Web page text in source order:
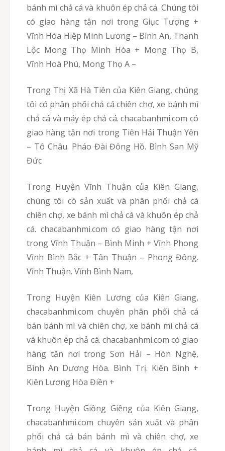
bánh mì chả cá và khuôn ép chả cá. Chúng tôi
có giao hàng tận nơi trong Giục Tượng +
Vĩnh Hòa Hiệp Minh Lương – Bình An, Thạnh
Lộc Mong Thọ Minh Hòa + Mong Thọ B,
Vĩnh Hoà Phú, Mong Thọ A –
Trong Thị Xã Hà Tiên của Kiên Giang, chúng
tôi có phân phối chả cá chiên chợ, xe bánh mì
chả cá và máy ép chả cá. chacabanhmi.com có
giao hàng tận nơi trong Tiên Hải Thuận Yên
– Tô Châu. Pháo Đài Đông Hồ. Bình San Mỹ
Đức
Trong Huyện Vĩnh Thuận của Kiên Giang,
chúng tôi có sản xuất và phân phối chả cá
chiên chợ, xe bánh mì chả cá và khuôn ép chả
cá. chacabanhmi.com có giao hàng tận nơi
trong Vĩnh Thuận – Bình Minh + Vĩnh Phong
Vĩnh Bình Bắc + Tân Thuận – Phong Đông.
Vĩnh Thuận. Vĩnh Bình Nam,
Trong Huyện Kiên Lương của Kiên Giang,
chacabanhmi.com chuyên phân phối chả cá
bán bánh mì và chiên chợ, xe bánh mì chả cá
và khuôn ép chả cá. chacabanhmi.com có giao
hàng tận nơi trong Sơn Hải – Hòn Nghệ,
Bình An Dương Hòa. Bình Trị. Kiên Bình +
Kiên Lương Hòa Điền +
Trong Huyện Giồng Giềng của Kiên Giang,
chacabanhmi.com chuyên sản xuất và phân
phối chả cá bán bánh mì và chiên chợ, xe